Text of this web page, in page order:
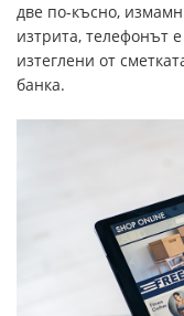
две по-късно,
изтрита, телефонът
изтеглени от
банка.